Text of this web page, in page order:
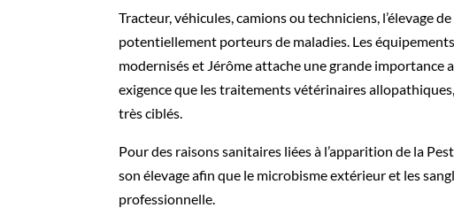
Tracteur, véhicules, camions ou techniciens, l’élevage
potentiellement porteurs de maladies. Les
modernisés et Jérôme attache une grande importance
exigence que les traitements vétérinaires
très ciblés.
Pour des raisons sanitaires liées à l’apparition de la
son élevage afin que le microbisme extérieur et les
professionnelle.